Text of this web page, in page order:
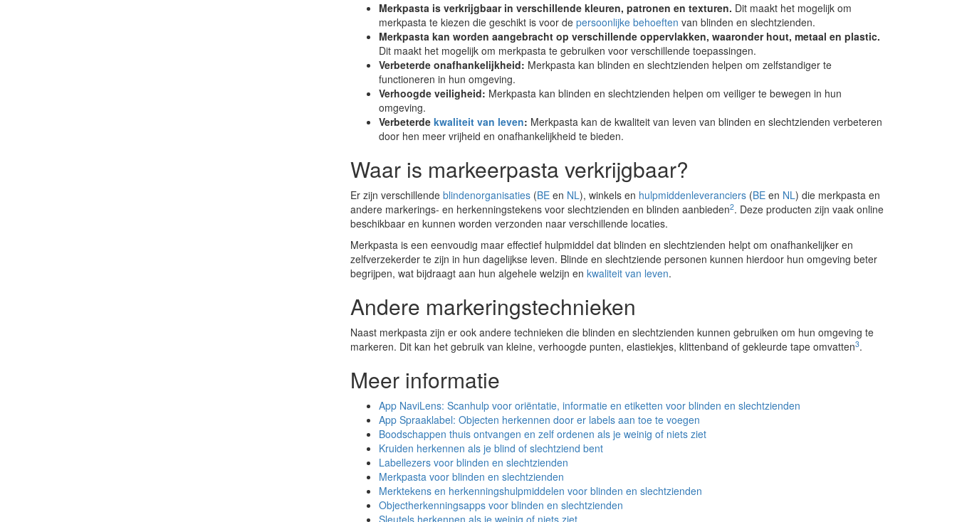
Merkpasta is verkrijgbaar in verschillende kleuren, patronen en texturen. Dit maakt het mogelijk om
merkpasta te kiezen die geschikt is voor de persoonlijke behoeften van blinden en slechtzienden.
Merkpasta kan worden aangebracht op verschillende oppervlakken, waaronder hout, metaal en plastic.
Dit maakt het mogelijk om merkpasta te gebruiken voor verschillende toepassingen.
Verbeterde onafhankelijkheid: Merkpasta kan blinden en slechtzienden helpen om zelfstandiger te
functioneren in hun omgeving.
Verhoogde veiligheid: Merkpasta kan blinden en slechtzienden helpen om veiliger te bewegen in hun
omgeving.
Verbeterde kwaliteit van leven: Merkpasta kan de kwaliteit van leven van blinden en slechtzienden verbeteren
door hen meer vrijheid en onafhankelijkheid te bieden.
Waar is markeerpasta verkrijgbaar?
Er zijn verschillende blindenorganisaties (BE en NL), winkels en hulpmiddenleveranciers (BE en NL) die merkpasta en
andere markerings- en herkenningstekens voor slechtzienden en blinden aanbieden2. Deze producten zijn vaak online
beschikbaar en kunnen worden verzonden naar verschillende locaties.
Merkpasta is een eenvoudig maar effectief hulpmiddel dat blinden en slechtzienden helpt om onafhankelijker en
zelfverzekerder te zijn in hun dagelijkse leven. Blinde en slechtziende personen kunnen hierdoor hun omgeving beter
begrijpen, wat bijdraagt aan hun algehele welzijn en kwaliteit van leven.
Andere markeringstechnieken
Naast merkpasta zijn er ook andere technieken die blinden en slechtzienden kunnen gebruiken om hun omgeving te
markeren. Dit kan het gebruik van kleine, verhoogde punten, elastiekjes, klittenband of gekleurde tape omvatten3.
Meer informatie
App NaviLens: Scanhulp voor oriëntatie, informatie en etiketten voor blinden en slechtzienden
App Spraaklabel: Objecten herkennen door er labels aan toe te voegen
Boodschappen thuis ontvangen en zelf ordenen als je weinig of niets ziet
Kruiden herkennen als je blind of slechtziend bent
Labellezers voor blinden en slechtzienden
Merkpasta voor blinden en slechtzienden
Merktekens en herkenningshulpmiddelen voor blinden en slechtzienden
Objectherkenningsapps voor blinden en slechtzienden
Sleutels herkennen als je weinig of niets ziet